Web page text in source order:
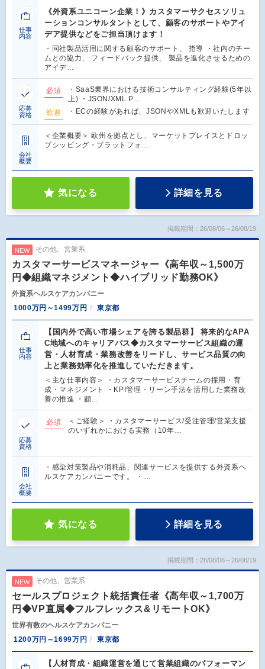
仕事
内容
《外資系ユニコーン企業！》カスタマーサクセスソリュ
ーションコンサルタントとして、顧客のサポートやアイ
デア提供などをご担当頂けます！
・同社製品活用に関する顧客のサポート、 指導 ・社内のチー
ムとの協力、 フィードバック提供、 製品を進化させるための
アイデ…
応募
資格
必須
・SaaS業界における技術コンサルティング経験(5年以
上) ・JSON/XML P…
歓迎
・ECの経験があれば、JSONやXMLも歓迎いたします
会社
概要
＜企業概要＞ 欧州を拠点とし、マーケットプレイスとドロッ
プシッピング・プラットフォ…
気になる 詳細を見る
掲載期間：26/08/06～26/08/19
NEW その他、営業系
カスタマーサービスマネージャー《高年収～1,500万
円◆組織マネジメント◆ハイブリッド勤務OK》
外資系ヘルスケアカンパニー
1000万円～1499万円
東京都
仕事
内容
【国内外で高い市場シェアを誇る製品群】 将来的なAPA
C地域へのキャリアパス◆カスタマーサービス組織の運
営・人材育成・業務改善をリードし、サービス品質の向
上と業務効率化を推進していただきます。
＜主な仕事内容＞ ・カスタマーサービスチームの採用・育
成・マネジメント ・KPI管理・リーン手法を活用した業務改
善の推進 ・顧…
応募
資格
必須
＜ご経験＞ ・カスタマーサービス/受注管理/営業支援
のいずれかにおける実務（10年…
会社
概要
・感染対策製品や消耗品、関連サービスを提供する外資系ヘ
ルスケアカンパニーです。 ・…
気になる 詳細を見る
掲載期間：26/08/06～26/08/19
NEW その他、営業系
セールスプロジェクト統括責任者《高年収～1,700万
円◆VP直属◆フルフレックス&リモートOK》
世界有数のヘルスケアカンパニー
1200万円～1699万円
東京都
【人材育成・組織運営を通じて営業組織のパフォーマン